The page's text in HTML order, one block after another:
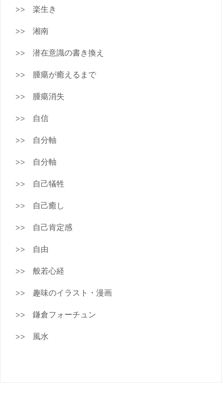
楽生き
湘南
潜在意識の書き換え
腫瘍が癒えるまで
腫瘍消失
自信
自分軸
自分軸
自己犠牲
自己癒し
自己肯定感
自由
般若心経
趣味のイラスト・漫画
鎌倉フォーチュン
風水